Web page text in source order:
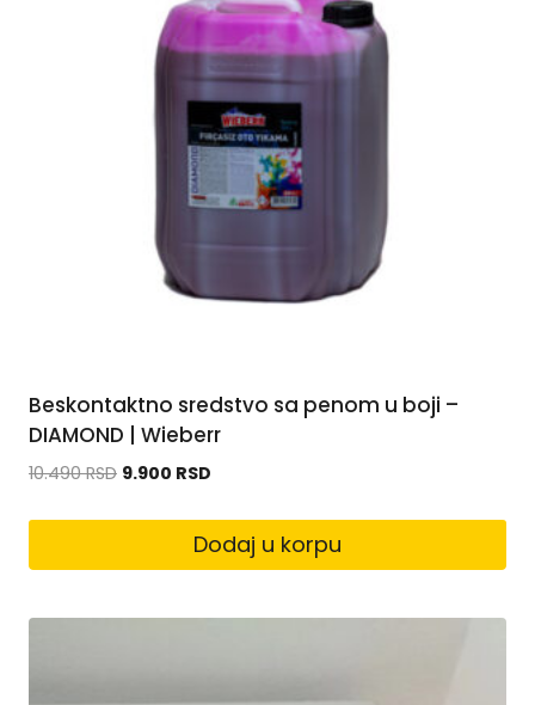
Beskontaktno sredstvo sa penom u boji –
DIAMOND | Wieberr
10.490RSD 9.900 RSD
Dodaj u korpu